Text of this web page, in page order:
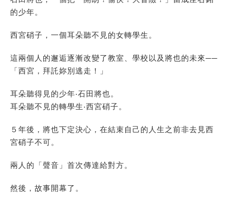
的少年。
西宮硝子，一個耳朵聽不見的女轉學生。
這兩個人的邂逅逐漸改變了教室、學校以及將也的未來──
「西宮，拜託妳別逃走！」
耳朵聽得見的少年‧石田將也。
耳朵聽不見的轉學生‧西宮硝子。
５年後，將也下定決心，在結束自己的人生之前非去見西
宮硝子不可。
兩人的「聲音」首次傳達給對方。
然後，故事開幕了。